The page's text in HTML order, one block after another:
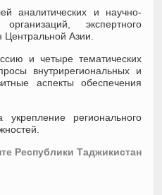
аналитических и научно-
экспертного
Азии.
и четыре тематических
внутрирегиональных и
аспекты обеспечения
регионального
Республики Таджикистан